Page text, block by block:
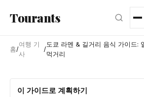
Tourants
홈/
여행 기
사
/
도쿄 라멘 & 길거리 음식 가이드:
먹거리
이 가이드로 계획하기